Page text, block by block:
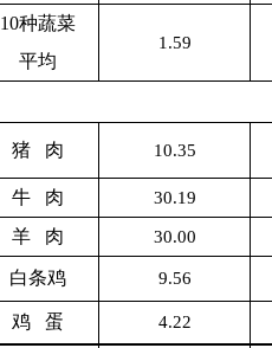
10种蔬菜
平均
1.59
猪 肉 10.35
牛 肉 30.19
羊 肉 30.00
白条鸡 9.56
鸡 蛋 4.22